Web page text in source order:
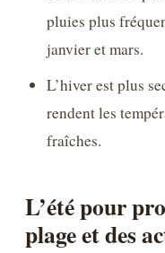
pluies plus
janvier et mars.
L’hiver est plus
rendent les
fraîches.
L’été pour
plage et des